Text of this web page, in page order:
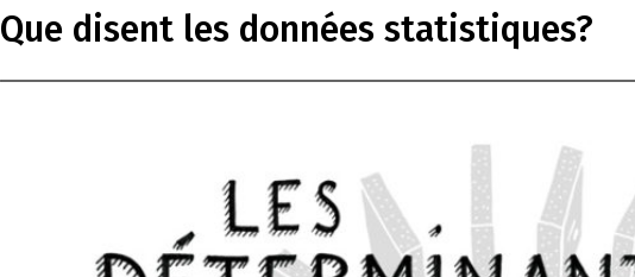
Que disent les données statistiques?